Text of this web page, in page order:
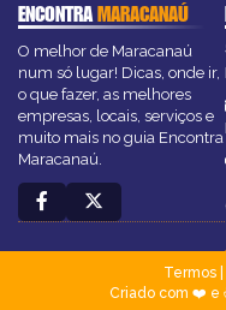
ENCONTRAMARACANAÚ
O melhor de Maracanaú
num só lugar! Dicas, onde ir,
o que fazer, as melhores
empresas, locais, serviços e
muito mais no guia Encontra
Maracanaú.
Termos|
Criado com ❤️ e